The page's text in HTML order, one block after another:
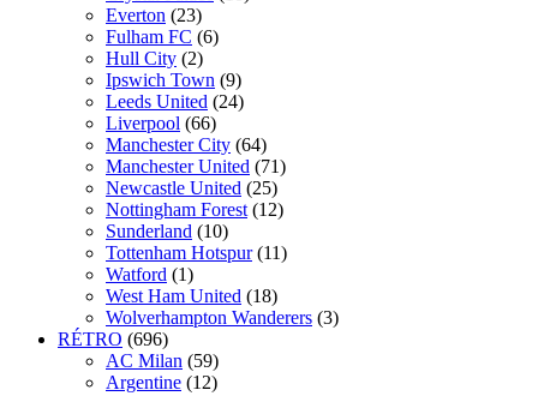
Everton (23)
Fulham FC (6)
Hull City (2)
Ipswich Town (9)
Leeds United (24)
Liverpool (66)
Manchester City (64)
Manchester United (71)
Newcastle United (25)
Nottingham Forest (12)
Sunderland (10)
Tottenham Hotspur (11)
Watford (1)
West Ham United (18)
Wolverhampton Wanderers (3)
RÉTRO (696)
AC Milan (59)
Argentine (12)